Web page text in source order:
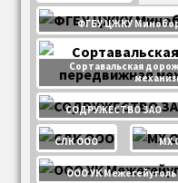
ФГБУ ЦЖКУ
Сортавальская
СОДРУЖЕСТВО ЗАО
СЛК ООО МХ
ООО УК Межегейуголь